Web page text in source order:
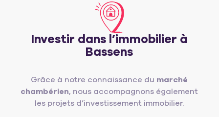
Investir dans l’immobilier à
Bassens
Grâce à notre connaissance du marché
chambérien, nous accompagnons également
les projets d’investissement immobilier.